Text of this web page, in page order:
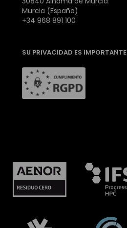
Murcia (España)
+34 968 891 100
SU PRIVACIDAD ES IMPORTANTE